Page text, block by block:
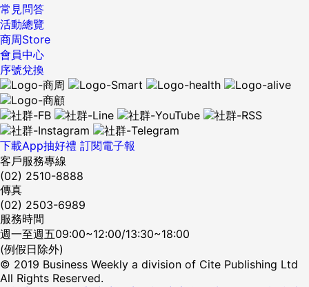
常見問答
活動總覽
商周Store
會員中心
序號兌換
下載App抽好禮 訂閱電子報
客戶服務專線
(02) 2510-8888
傳真
(02) 2503-6989
服務時間
週一至週五09:00~12:00/13:30~18:00
(例假日除外)
© 2019 Business Weekly a division of Cite Publishing Ltd
All Rights Reserved.